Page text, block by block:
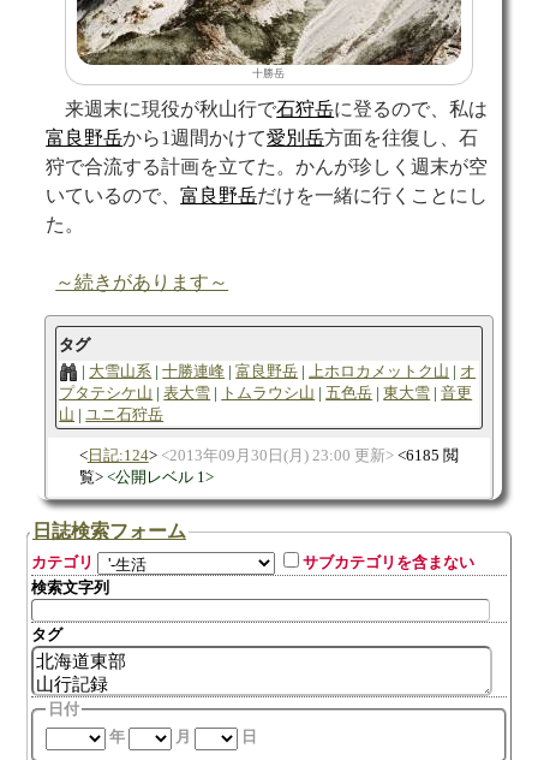
十勝岳
来週末に現役が秋山行で石狩岳に登るので、私は
富良野岳から1週間かけて愛別岳方面を往復し、石
狩で合流する計画を立てた。かんが珍しく週末が空
いているので、富良野岳だけを一緒に行くことにし
た。
～続きがあります～
タグ
大雪山系
十勝連峰 富良野岳 上ホロカメットク山
オ
プタテシケ山
表大雪 トムラウシ山 五色岳 東大雪
音更
山
ユニ石狩岳
日記:124 2013年09月30日(月) 23:00 更新
6185 閲
覧
公開レベル 1
日誌検索フォーム
カテゴリ
サブカテゴリを含まない
検索文字列
タグ
日付
年
月 日